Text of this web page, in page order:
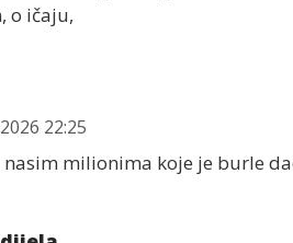
o ičaju,
22:25
nasim milionima koje je burle